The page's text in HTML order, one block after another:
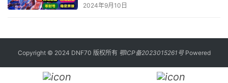
2024年9月10日
Copyright © 2024 DNF70 版权所有 鄂ICP备2023015261号Powered